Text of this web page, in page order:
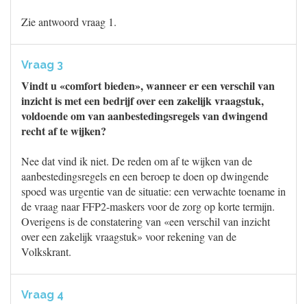
Zie antwoord vraag 1.
Vraag 3
Vindt u «comfort bieden», wanneer er een verschil van
inzicht is met een bedrijf over een zakelijk vraagstuk,
voldoende om van aanbestedingsregels van dwingend
recht af te wijken?
Nee dat vind ik niet. De reden om af te wijken van de
aanbestedingsregels en een beroep te doen op dwingende
spoed was urgentie van de situatie: een verwachte toename in
de vraag naar FFP2-maskers voor de zorg op korte termijn.
Overigens is de constatering van «een verschil van inzicht
over een zakelijk vraagstuk» voor rekening van de
Volkskrant.
Vraag 4